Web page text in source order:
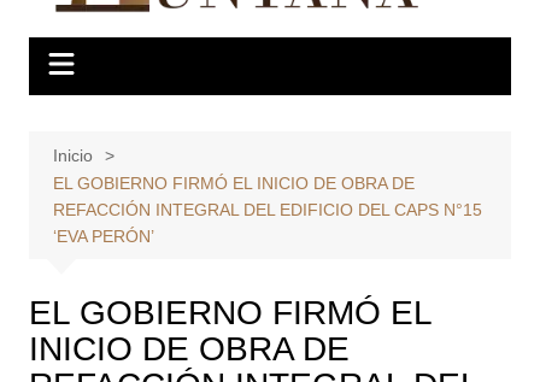
Inicio
EL GOBIERNO FIRMÓ EL INICIO DE OBRA DE
REFACCIÓN INTEGRAL DEL EDIFICIO DEL CAPS N°15
‘EVA PERÓN’
EL GOBIERNO FIRMÓ EL
INICIO DE OBRA DE